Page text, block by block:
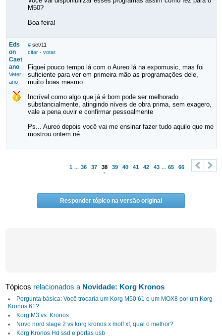
M50?
Boa feira!
Eds
on
Caet
ano
Veter
ano
# set/11
citar· votar
Fiquei pouco tempo lá com o Aureo lá na expomusic, mas foi
suficiente para ver em primeira mão as programações dele,
muito boas mesmo
Incrível como algo que já é bom pode ser melhorado
substancialmente, atingindo níveis de obra prima, sem exagero,
vale a pena ouvir e confirmar pessoalmente
Ps... Aureo depois você vai me ensinar fazer tudo aquilo que me
mostrou ontem né
1 ... 36 37 38 39 40 41 42 43 ... 65 66
< >
Responder tópico na versão original
Tópicos relacionados a Novidade: Korg Kronos
Pergunta básica: Você trocaria um Korg M50 61 e um MOX8 por um Korg
Kronos 61?
Korg M3 vs. Kronos
Novo nord stage 2 vs korg kronos x motf xf, qual o melhor?
Korg Kronos Hd ssd e portas usb